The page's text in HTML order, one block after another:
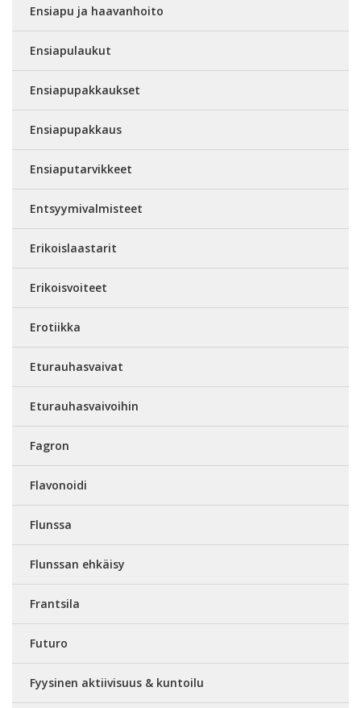
Ensiapu ja haavanhoito
Ensiapulaukut
Ensiapupakkaukset
Ensiapupakkaus
Ensiaputarvikkeet
Entsyymivalmisteet
Erikoislaastarit
Erikoisvoiteet
Erotiikka
Eturauhasvaivat
Eturauhasvaivoihin
Fagron
Flavonoidi
Flunssa
Flunssan ehkäisy
Frantsila
Futuro
Fyysinen aktiivisuus & kuntoilu